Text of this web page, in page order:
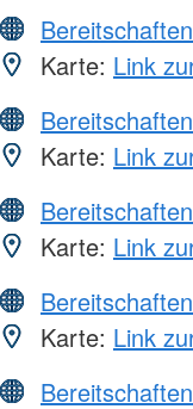
Karte: Link
Karte: Link
Karte: Link
Karte: Link